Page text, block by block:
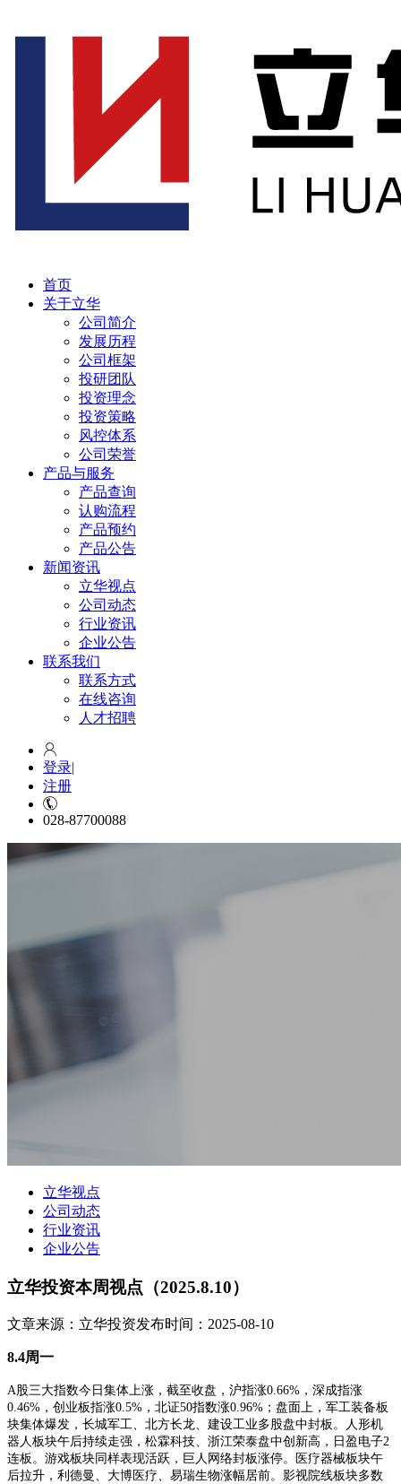
首页
关于立华
公司简介
发展历程
公司框架
投研团队
投资理念
投资策略
风控体系
公司荣誉
产品与服务
产品查询
认购流程
产品预约
产品公告
新闻资讯
立华视点
公司动态
行业资讯
企业公告
联系我们
联系方式
在线咨询
人才招聘
登录|
注册
028-87700088
立华视点
公司动态
行业资讯
企业公告
立华投资本周视点（2025.8.10）
文章来源：立华投资发布时间：2025-08-10
8.4周一
A股三大指数今日集体上涨，截至收盘，沪指涨0.66%，深成指涨
0.46%，创业板指涨0.5%，北证50指数涨0.96% ； 盘面上，军工装备板
块集体爆发，长城军工、北方长龙、建设工业多股盘中封板。人形机
器人板块午后持续走强，松霖科技、浙江荣泰盘中创新高，日盈电子2
连板。游戏板块同样表现活跃，巨人网络封板涨停。医疗器械板块午
后拉升，利德曼、大博医疗、易瑞生物涨幅居前。影视院线板块多数